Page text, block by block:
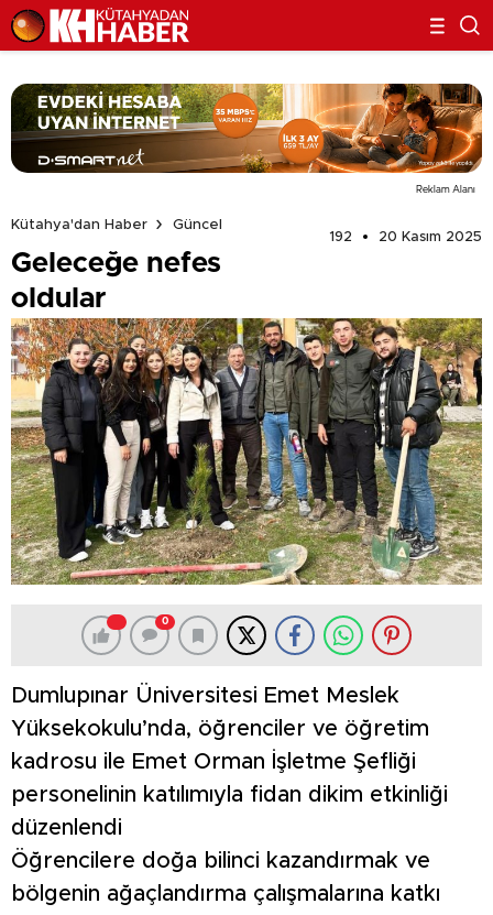
Reklam Alanı
Kütahya'dan Haber
Güncel
192
20 Kasım 2025
Geleceğe nefes
oldular
0
Dumlupınar Üniversitesi Emet Meslek
Yüksekokulu’nda, öğrenciler ve öğretim
kadrosu ile Emet Orman İşletme Şefliği
personelinin katılımıyla fidan dikim etkinliği
düzenlendi
Öğrencilere doğa bilinci kazandırmak ve
bölgenin ağaçlandırma çalışmalarına katkı